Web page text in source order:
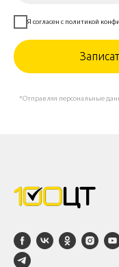
Я согласен с политикой
*Отправляя персональные